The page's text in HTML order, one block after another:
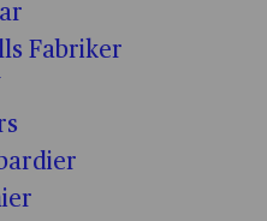
Fabriker